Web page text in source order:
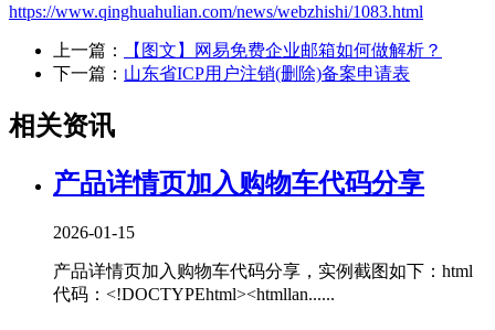
https://www.qinghuahulian.com/news/webzhishi/1083.html
上一篇：
【图文】网易免费企业邮箱如何做解析？
下一篇： 山东省ICP用户注销(删除)备案申请表
相关资讯
产品详情页加入购物车代码分享
2026-01-15
产品详情页加入购物车代码分享，实例截图如下：html
代码：<!DOCTYPEhtml><htmllan......